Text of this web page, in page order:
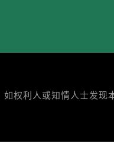
如权利人或知情人士发现